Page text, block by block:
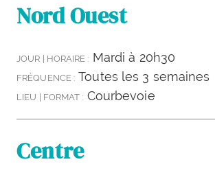
Nord Ouest
JOUR | HORAIRE : Mardi à 20h30
FRÉQUENCE : Toutes les 3 semaines
LIEU | FORMAT : Courbevoie
Centre